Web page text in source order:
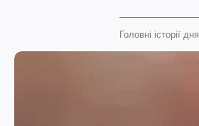
Головні історії дня